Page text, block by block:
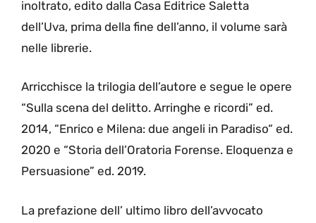
inoltrato, edito dalla Casa Editrice Saletta
dell’Uva, prima della fine dell’anno, il volume sarà
nelle librerie.
Arricchisce la trilogia dell’autore e segue le opere
“Sulla scena del delitto. Arringhe e ricordi” ed.
2014, “Enrico e Milena: due angeli in Paradiso“ ed.
2020 e “Storia dell’Oratoria Forense. Eloquenza e
Persuasione” ed. 2019.
La prefazione dell’ ultimo libro dell’avvocato